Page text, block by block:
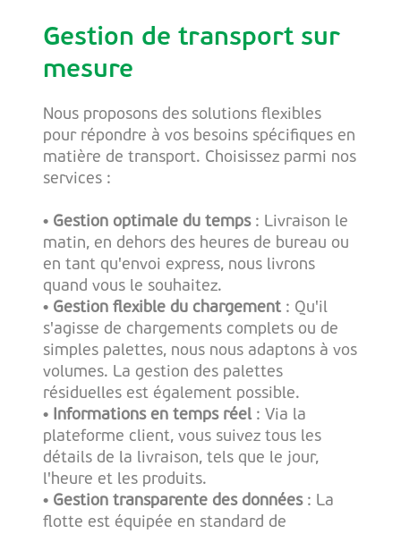
Gestion de transport sur
mesure
Nous proposons des solutions flexibles
pour répondre à vos besoins spécifiques en
matière de transport. Choisissez parmi nos
services :
• Gestion optimale du temps: Livraison le
matin, en dehors des heures de bureau ou
en tant qu'envoi express, nous livrons
quand vous le souhaitez.
• Gestion flexible du chargement : Qu'il
s'agisse de chargements complets ou de
simples palettes, nous nous adaptons à vos
volumes. La gestion des palettes
résiduelles est également possible.
• Informations en temps réel : Via la
plateforme client, vous suivez tous les
détails de la livraison, tels que le jour,
l'heure et les produits.
• Gestion transparente des données: La
flotte est équipée en standard de